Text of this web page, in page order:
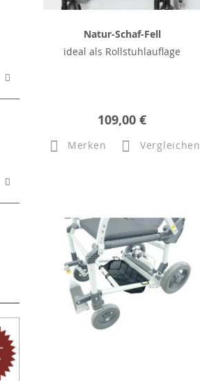
Natur-Schaf-Fell
ideal als Rollstuhlauflage
109,00 €
Merken Vergleichen